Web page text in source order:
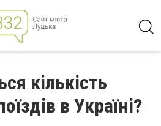
кількість
в Україні?